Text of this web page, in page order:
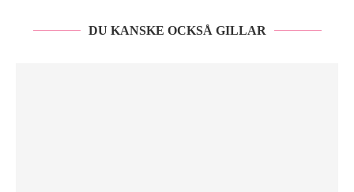
DU KANSKE OCKSÅ GILLAR